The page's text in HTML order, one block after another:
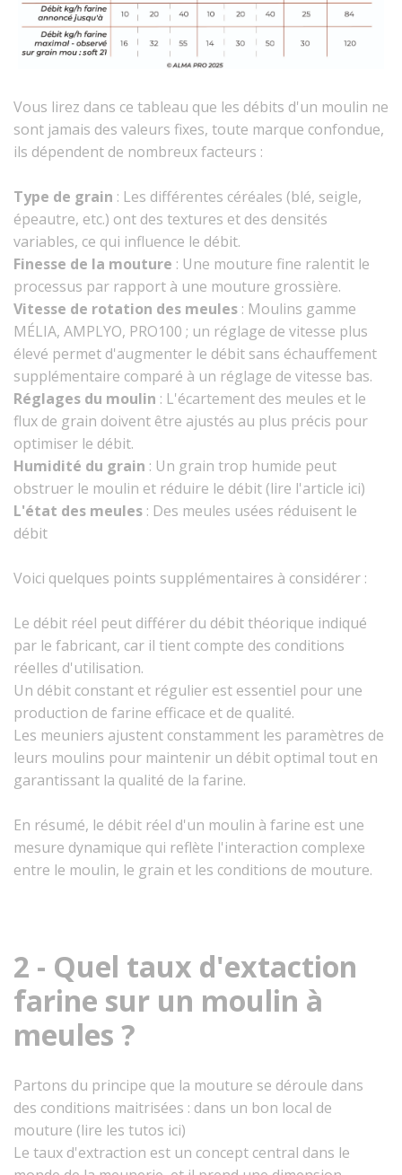
Vous lirez dans ce tableau que les débits d'un moulin ne
sont jamais des valeurs fixes, toute marque confondue,
ils dépendent de nombreux facteurs :
Type de grain : Les différentes céréales (blé, seigle,
épeautre, etc.) ont des textures et des densités
variables, ce qui influence le débit.
Finesse de la mouture : Une mouture fine ralentit le
processus par rapport à une mouture grossière.
Vitesse de rotation des meules : Moulins gamme
MÉLIA, AMPLYO, PRO100 ; un réglage de vitesse plus
élevé permet d'augmenter le débit sans échauffement
supplémentaire comparé à un réglage de vitesse bas.
Réglages du moulin : L'écartement des meules et le
flux de grain doivent être ajustés au plus précis pour
optimiser le débit.
Humidité du grain : Un grain trop humide peut
obstruer le moulin et réduire le débit (lire l'article ici)
L'état des meules : Des meules usées réduisent le
débit
Voici quelques points supplémentaires à considérer :
Le débit réel peut différer du débit théorique indiqué
par le fabricant, car il tient compte des conditions
réelles d'utilisation.
Un débit constant et régulier est essentiel pour une
production de farine efficace et de qualité.
Les meuniers ajustent constamment les paramètres de
leurs moulins pour maintenir un débit optimal tout en
garantissant la qualité de la farine.
En résumé, le débit réel d'un moulin à farine est une
mesure dynamique qui reflète l'interaction complexe
entre le moulin, le grain et les conditions de mouture.
2 - Quel taux d'extaction
farine sur un moulin à
meules ?
Partons du principe que la mouture se déroule dans
des conditions maitrisées : dans un bon local de
mouture (lire les tutos ici)
Le taux d'extraction est un concept central dans le